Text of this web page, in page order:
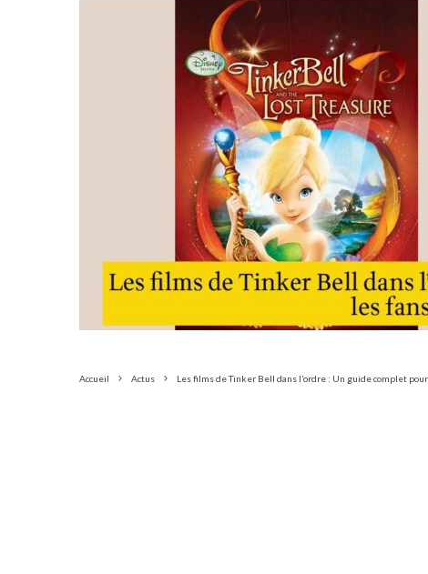
Accueil Actus Les films de Tinker Bell dans l’ordre : Un guide complet